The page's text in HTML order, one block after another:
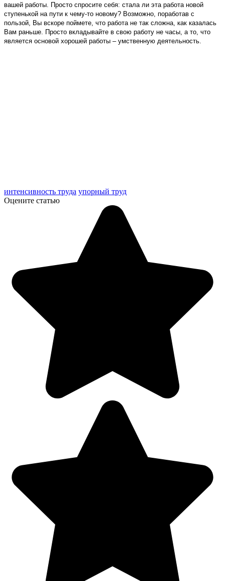
вашей работы. Просто спросите себя: стала ли эта работа новой
ступенькой на пути к чему-то новому? Возможно, поработав с
пользой, Вы вскоре поймете, что работа не так сложна, как казалась
Вам раньше. Просто вкладывайте в свою работу не часы, а то, что
является основой хорошей работы – умственную деятельность.
интенсивность труда упорный труд
Оцените статью